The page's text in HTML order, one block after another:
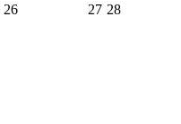
26 27 28